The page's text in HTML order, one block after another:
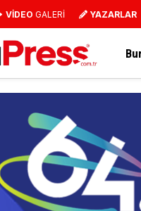
VİDEO GALERİ YAZARLAR